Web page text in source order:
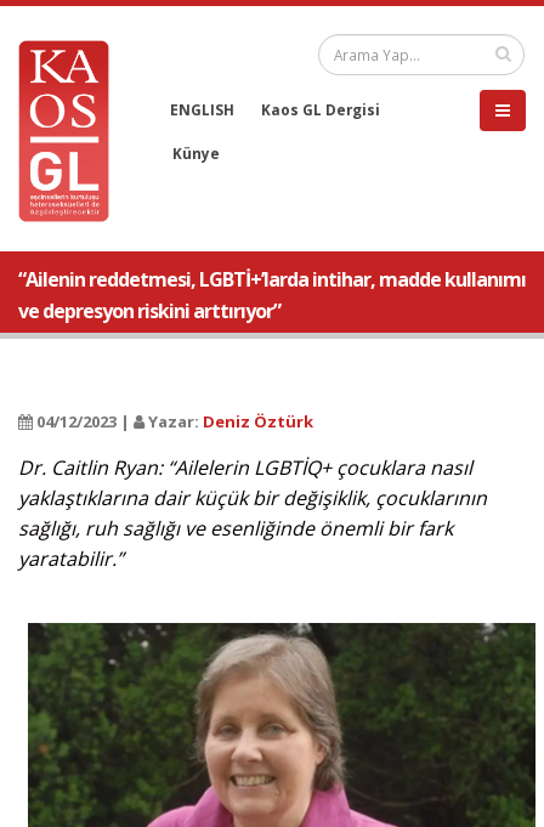
ENGLISH Kaos GL Dergisi
Künye
“Ailenin reddetmesi, LGBTİ+’larda intihar, madde kullanımı
ve depresyon riskini arttırıyor”
04/12/2023 | Yazar: Deniz Öztürk
Dr. Caitlin Ryan: “Ailelerin LGBTİQ+ çocuklara nasıl
yaklaştıklarına dair küçük bir değişiklik, çocuklarının
sağlığı, ruh sağlığı ve esenliğinde önemli bir fark
yaratabilir.”